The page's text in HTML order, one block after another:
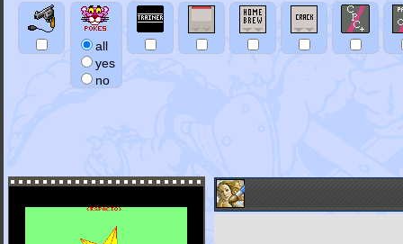
all
yes
no